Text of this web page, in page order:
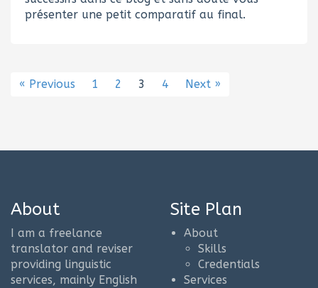
présenter une petit comparatif au final.
« Previous 1 2 3 4 Next »
About
I am a freelance
translator and reviser
providing linguistic
services, mainly English
Site Plan
About
Skills
Credentials
Services